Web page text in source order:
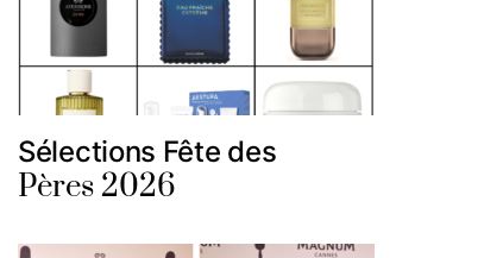
Sélections Fête des
Pères 2026